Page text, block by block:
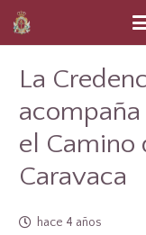
La
el Camino
Caravaca
hace 4 años